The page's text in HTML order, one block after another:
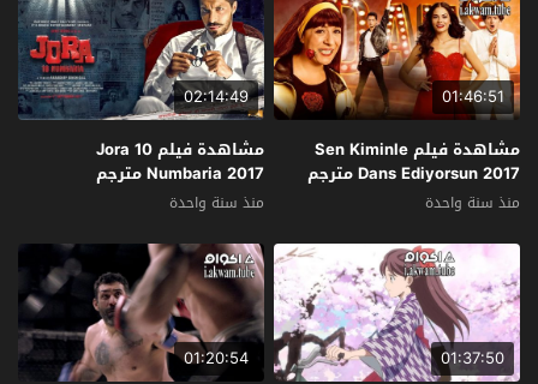
01:46:51
مشاهدة فيلم Sen Kiminle
Dans Ediyorsun 2017 مترجم
منذ سنة واحدة
02:14:49
مشاهدة فيلم Jora 10
Numbaria 2017 مترجم
منذ سنة واحدة
01:37:50
01:20:54